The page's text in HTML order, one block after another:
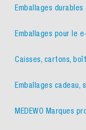
Emballages
Emballages pour le
Caisses, cartons,
Emballages cadeau,
MEDEWO Marques